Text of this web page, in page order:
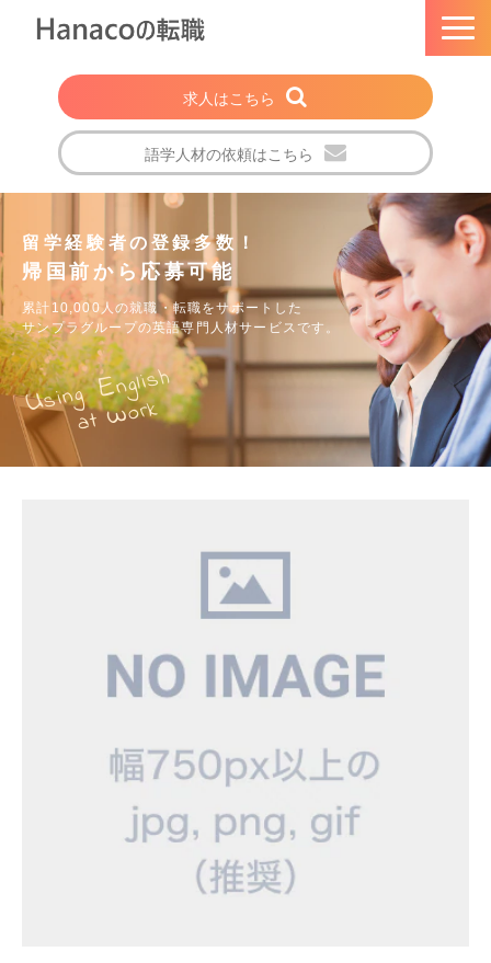
求人はこちら
語学人材の依頼はこちら
Hanacoの転職とは
選ばれる理由
法人・企業の方
注目の求人特集
転職成功者の声
会社概要
留学経験者の登録多数！
帰国前から応募可能
累計10,000人の就職・転職をサポートした
サンプラグループの英語専門人材サービスです。
Using English
atwork